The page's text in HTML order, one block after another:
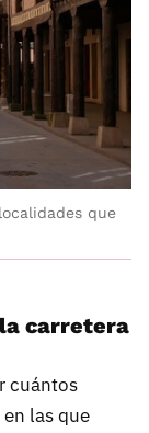
que
carretera
cuántos
las que